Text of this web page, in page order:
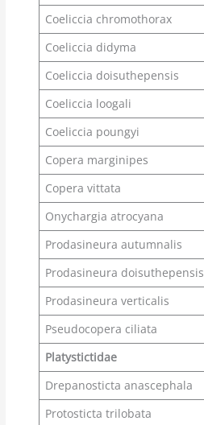
Coeliccia chromothorax
Coeliccia didyma
Coeliccia doisuthepensis
Coeliccia loogali
Coeliccia poungyi
Copera marginipes
Copera vittata
Onychargia atrocyana
Prodasineura autumnalis
Prodasineura doisuthepensis
Prodasineura verticalis
Pseudocopera ciliata
Platystictidae
Drepanosticta anascephala
Protosticta trilobata